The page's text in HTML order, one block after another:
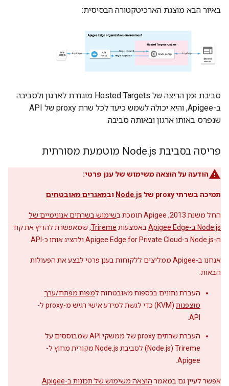
באיור הבא מוצגת הארכיטקטורה הבסיסית:
סביבת זמן הריצה של Hosted Targets מוגדרת לארגון ולסביבה
ב-Apigee, והיא יכולה לשמש כיעד לכל שרת proxy של API
שנפרס באותו ארגון ובאותה סביבה.
פריסה בסביבת Node .js מוטמעת מסורתית
הודעה על הוצאה משימוש של ענן פרטי:
תמיכה בשרתי proxy של Node.js ובמאגרים מאובטחים
החל משנת 2013, Apigee תומכת ב
שימוש בשרתים אנונימיים של
Node.js ב-Apigee Edge
באמצעות Trireme, שמאפשרת להריץ את קוד
ה-Node.js ב-Apigee Edge for Private Cloud ולהציג אותו כ-API.
אנחנו ב-Apigee ממליצים ללקוחות בענן פרטי לבצע את הפעולות
הבאות:
העברת נתונים בכספות מאובטחות למפות מפתח/ערך
מוצפנות
(KVM) כדי לגשת למידע אישי רגיש מ-proxy ל-
API.
העברת שרתים proxy של ממשקי API שמבוססים על
Trireme‏ (Node.js) לסביבת Node.js מקורית מחוץ ל-
Apigee.
אפשר לעיין גם במאמר הוצאה משימוש של תכונות ב-Apigee